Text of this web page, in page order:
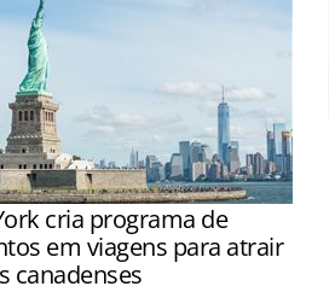
cria programa de
em viagens para atrair
canadenses